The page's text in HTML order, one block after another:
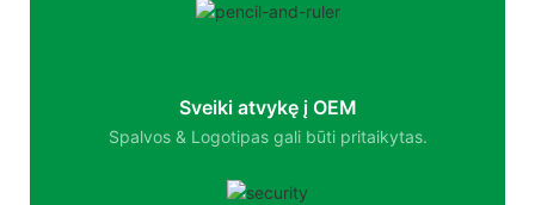
Sveiki atvykę į OEM
Spalvos & Logotipas gali būti pritaikytas.